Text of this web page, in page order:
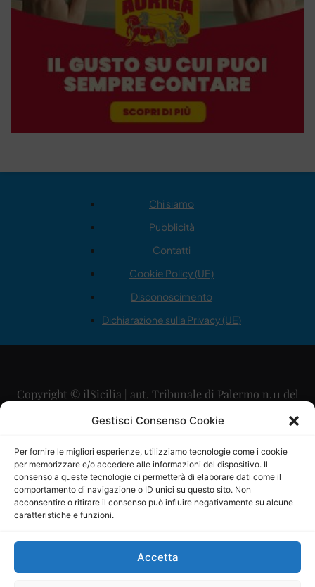
Gestisci Consenso Cookie
Per fornire le migliori esperienze, utilizziamo tecnologie come i cookie
per memorizzare e/o accedere alle informazioni del dispositivo. Il
consenso a queste tecnologie ci permetterà di elaborare dati come il
comportamento di navigazione o ID unici su questo sito. Non
acconsentire o ritirare il consenso può influire negativamente su alcune
caratteristiche e funzioni.
Accetta
Chi siamo
Pubblicità
Contatti
Cookie Policy (UE)
Disconoscimento
Dichiarazione sulla Privacy (UE)
Copyright © ilSicilia | aut. Tribunale di Palermo n.11 del
29/09/2015
Direttore Editoriale: Maurizio Scaglione
Direttore Responsabile: Maria Calabrese
P.IVA: 06334930820
Mercurio Comunicazione Società Cooperativa a r.l. è